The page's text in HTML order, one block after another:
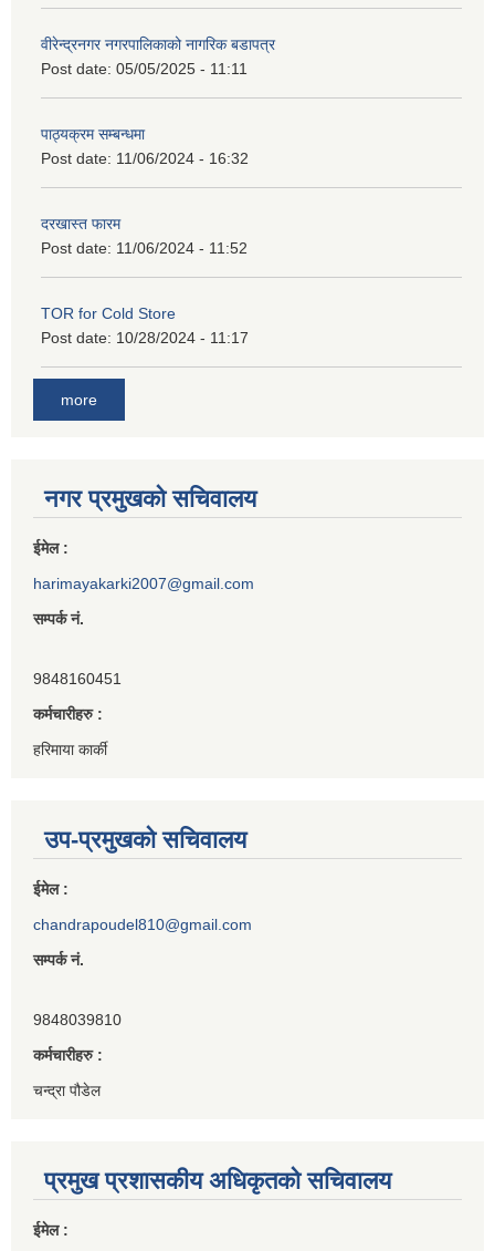
वीरेन्द्रनगर नगरपालिकाको नागरिक बडापत्र
Post date: 05/05/2025 - 11:11
पाठ्यक्रम सम्बन्धमा
Post date: 11/06/2024 - 16:32
दरखास्त फारम
Post date: 11/06/2024 - 11:52
TOR for Cold Store
Post date: 10/28/2024 - 11:17
more
नगर प्रमुखको सचिवालय
ईमेल :
harimayakarki2007@gmail.com
सम्पर्क नं.
9848160451
कर्मचारीहरु :
हरिमाया कार्की
उप-प्रमुखको सचिवालय
ईमेल :
chandrapoudel810@gmail.com
सम्पर्क नं.
9848039810
कर्मचारीहरु :
चन्द्रा पौडेल
प्रमुख प्रशासकीय अधिकृतको सचिवालय
ईमेल :